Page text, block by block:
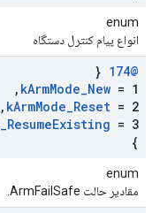
enum
انواع پیام کنترل دستگاه
@174
{
kArmMode_New = 1
,
kArmMode_Reset = 2
,
_ResumeExisting = 3
}
enum
مقادیر حالت ArmFailSafe.